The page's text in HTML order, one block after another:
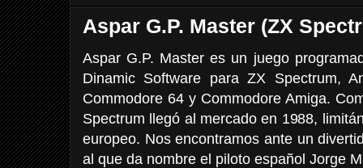
Aspar G.P. Master (ZX
Aspar G.P. Master es un juego
Dinamic Software para ZX Spectrum,
Commodore 64 y Commodore Amiga.
Spectrum llegó al mercado en 1988,
europeo. Nos encontramos ante un
al que da nombre el piloto español Jorge